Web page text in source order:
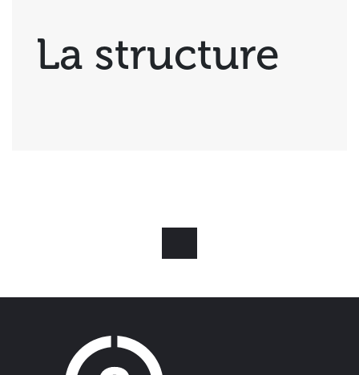
La structure